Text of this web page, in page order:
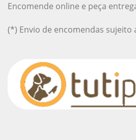
Encomende online e peça
(*) Envio de encomendas sujeito